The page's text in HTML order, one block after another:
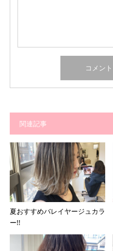
関連記事
夏おすすめバレイヤージュカラ
ー!!